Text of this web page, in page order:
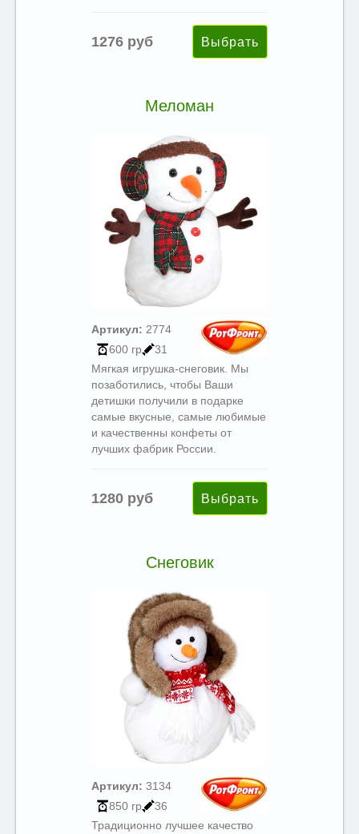
1276 руб
Меломан
Артикул: 2774
600 гр
31
Мягкая игрушка-снеговик. Мы
позаботились, чтобы Ваши
детишки получили в подарке
самые вкусные, самые любимые
и качественны конфеты от
лучших фабрик России.
1280 руб
Снеговик
Артикул: 3134
850 гр
36
Традиционно лучшее качество